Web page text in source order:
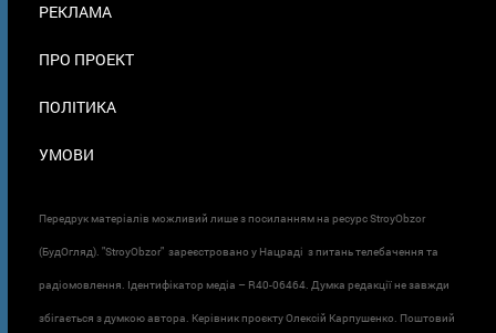
РЕКЛАМА
ПРО ПРОЕКТ
ПОЛІТИКА
УМОВИ
Передрук матеріалів можливий лише з посиланням на ресурс StroyObzor
(БудОгляд). "StroyObzor" зареєстровано у Нацраді з питань телебачення та
радіомовлення. Ідентифікатор медіа – R40-06464. Думка редакції не завжди
збігається з думкою автора. Керівник проєкту Олексій Карпушенко. Поштовий